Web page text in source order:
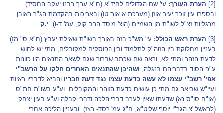
[2] הערת העורך: עי' שם הגדולים לחיד"א (ח"א ערך רבנו יעקב החסיד)
ובספרו עין זוכר יעיר אוזן (מערכת א אות טו) ובאריכות בהקדמת הג"ר ראובן
מרגליות זצ"ל לשו"ת מן השמיים (הוצ' מוסד הרב קוק, עמ' ד-ו). י.ק
[3]
הערת ראש הכולל: עי' מש"כ בזה באורך בשו"ת שאילת יעבץ (ח"א סי' מז)
בעניין מחלוקת בין הזוה"ק לתלמוד ובין הפוסקים למקובלים, מתי יש לחוש
לדעת הזהר ומתי לא, וראה שם שכתב שברור שגם לשאר התנאים היו כוונות
ע"פ הסוד בדבריהם בנגלה, ושהיכן שהתנאים האחרים חלקו על הרשב"י
אפי' רשב"י עצמו לא עשה כדעת עצמו נגד דעת חבריו והביא לדבריו ראיות.
ועיי"ש שביאר גם מתי כן עושים כדעת הזוהר והמקובלים. וע"ע בשו"ת חת"ס
(או"ח סו"ס נא) שדעתו שאין לערב דברי הלכה ודברי קבלה וע"ע בעין יצחק
(לראשל"צ הגר"י יוסף שליט"א, ח"ג עמ' רסד- רצז). ובעניין הליכה אחרי